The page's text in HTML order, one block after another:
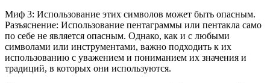
Миф 3: Использование этих символов может быть опасным.
Разъяснение: Использование пентаграммы или пентакла само
по себе не является опасным. Однако, как и с любыми
символами или инструментами, важно подходить к их
использованию с уважением и пониманием их значения и
традиций, в которых они используются.